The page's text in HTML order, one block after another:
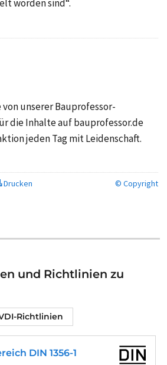
worden sind“.
unserer Bauprofessor-
die Inhalte auf bauprofessor.de
jeden Tag mit Leidenschaft.
Drucken © Copyright
und Richtlinien zu
Richtlinien
DIN 1356-1